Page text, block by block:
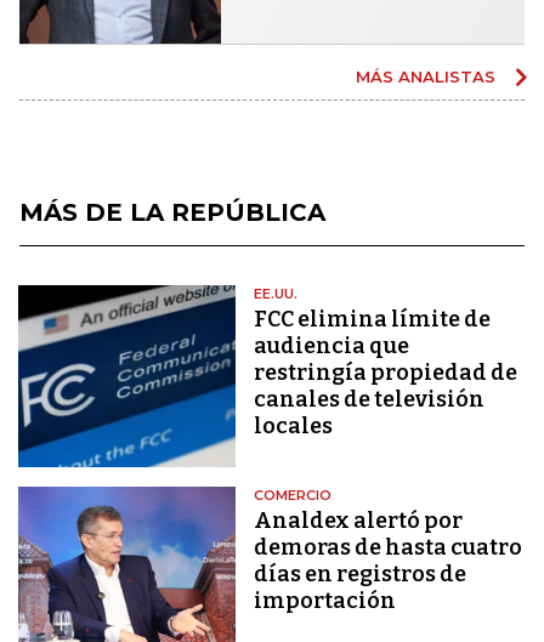
MÁS ANALISTAS
MÁS DE LA REPÚBLICA
EE.UU.
FCC elimina límite de
audiencia que
restringía propiedad de
canales de televisión
locales
COMERCIO
Analdex alertó por
demoras de hasta cuatro
días en registros de
importación